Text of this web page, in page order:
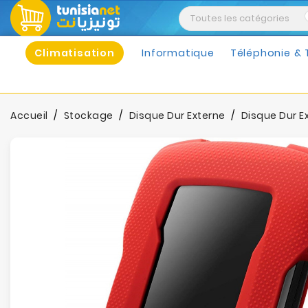
Climatisation Informatique Téléphonie &
Accueil Stockage Disque Dur Externe Disque Dur